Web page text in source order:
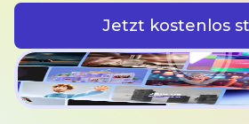
Jetzt kostenlos